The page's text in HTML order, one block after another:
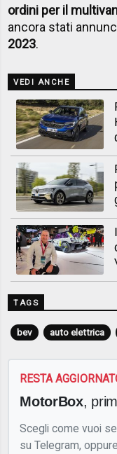
ordini per il
ancora stati
2023.
VEDI ANCHE
TAGS
bev auto elettrica
RESTA
MotorBox,
Scegli come vuoi
su Telegram,